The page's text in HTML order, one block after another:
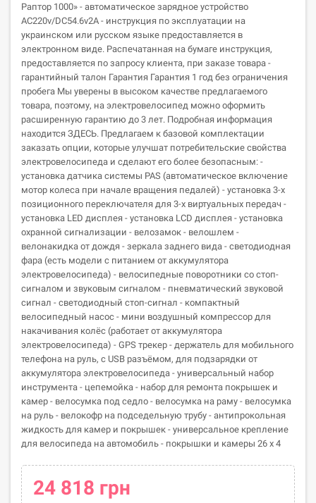
Раптор 1000» - автоматическое зарядное устройство
АС220v/DC54.6v2A - инструкция по эксплуатации на
украинском или русском языке предоставляется в
электронном виде. Распечатанная на бумаге инструкция,
предоставляется по запросу клиента, при заказе товара -
гарантийный талон Гарантия Гарантия 1 год без ограничения
пробега Мы уверены в высоком качестве предлагаемого
товара, поэтому, на электровелосипед можно оформить
расширенную гарантию до 3 лет. Подробная информация
находится ЗДЕСЬ. Предлагаем к базовой комплектации
заказать опции, которые улучшат потребительские свойства
электровелосипеда и сделают его более безопасным: -
установка датчика системы PAS (автоматическое включение
мотор колеса при начале вращения педалей) - установка 3-х
позиционного переключателя для 3-х виртуальных передач -
установка LED дисплея - установка LCD дисплея - установка
охранной сигнализации - велозамок - велошлем -
велонакидка от дождя - зеркала заднего вида - светодиодная
фара (есть модели с питанием от аккумулятора
электровелосипеда) - велосипедные поворотники со стоп-
сигналом и звуковым сигналом - пневматический звуковой
сигнал - светодиодный стоп-сигнал - компактный
велосипедный насос - мини воздушный компрессор для
накачивания колёс (работает от аккумулятора
электровелосипеда) - GPS трекер - держатель для мобильного
телефона на руль, с USB разъёмом, для подзарядки от
аккумулятора электровелосипеда - универсальный набор
инструмента - цепемойка - набор для ремонта покрышек и
камер - велосумка под седло - велосумка на раму - велосумка
на руль - велокофр на подседельную трубу - антипрокольная
жидкость для камер и покрышек - универсальное крепление
для велосипеда на автомобиль - покрышки и камеры 26 х 4
24 818 грн